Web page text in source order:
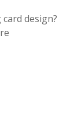
design?